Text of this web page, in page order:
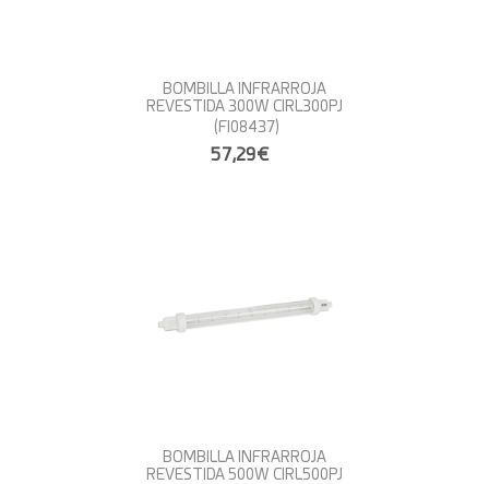
BOMBILLA INFRARROJA
REVESTIDA 300W CIRL300PJ
(FI08437)
57,29€
BOMBILLA INFRARROJA
REVESTIDA 500W CIRL500PJ